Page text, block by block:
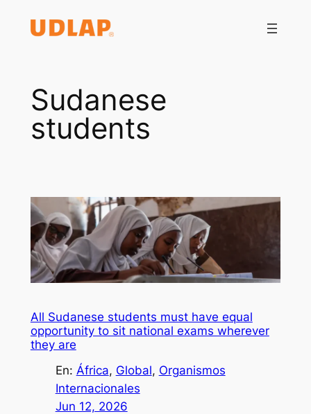
Sudanese
students
All Sudanese students must have equal
opportunity to sit national exams wherever
they are
En: África, Global, Organismos
Internacionales
Jun 12, 2026